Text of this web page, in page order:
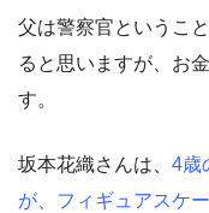
父は警察官というこ
ると思いますが、お
す。
坂本花織さんは、 4歳
が、フィギュアスケ